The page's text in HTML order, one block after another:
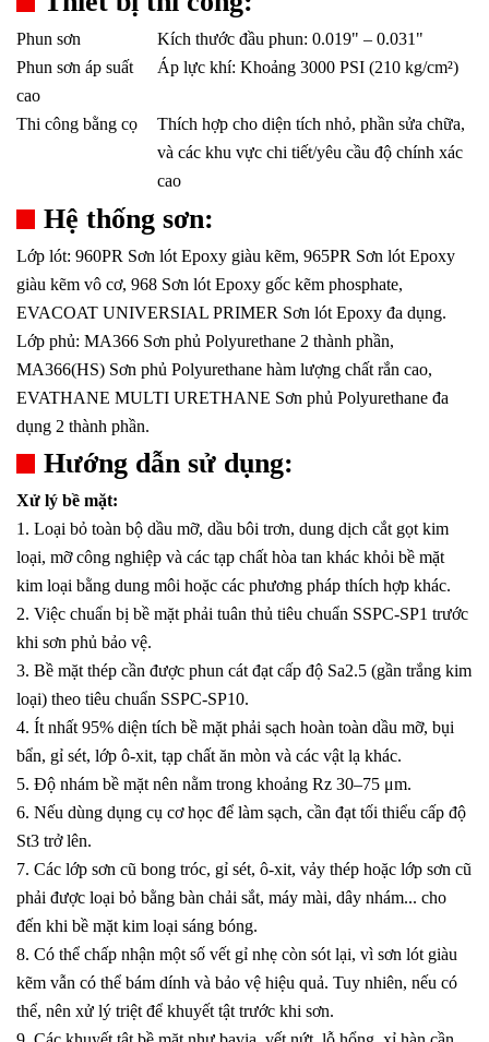
Phun sơn
Kích thước đầu phun: 0.019" – 0.031"
Phun sơn áp suất
cao
Áp lực khí: Khoảng 3000 PSI (210 kg/cm²)
Thi công bằng cọ
Thích hợp cho diện tích nhỏ, phần sửa chữa,
và các khu vực chi tiết/yêu cầu độ chính xác
cao
Hệ thống sơn:
Lớp lót: 960PR Sơn lót Epoxy giàu kẽm, 965PR Sơn lót Epoxy
giàu kẽm vô cơ, 968 Sơn lót Epoxy gốc kẽm phosphate,
EVACOAT UNIVERSIAL PRIMER Sơn lót Epoxy đa dụng.
Lớp phủ: MA366 Sơn phủ Polyurethane 2 thành phần,
MA366(HS) Sơn phủ Polyurethane hàm lượng chất rắn cao,
EVATHANE MULTI URETHANE Sơn phủ Polyurethane đa
dụng 2 thành phần.
Hướng dẫn sử dụng:
Xử lý bề mặt:
1. Loại bỏ toàn bộ dầu mỡ, dầu bôi trơn, dung dịch cắt gọt kim
loại, mỡ công nghiệp và các tạp chất hòa tan khác khỏi bề mặt
kim loại bằng dung môi hoặc các phương pháp thích hợp khác.
2. Việc chuẩn bị bề mặt phải tuân thủ tiêu chuẩn SSPC-SP1 trước
khi sơn phủ bảo vệ.
3. Bề mặt thép cần được phun cát đạt cấp độ Sa2.5 (gần trắng kim
loại) theo tiêu chuẩn SSPC-SP10.
4. Ít nhất 95% diện tích bề mặt phải sạch hoàn toàn dầu mỡ, bụi
bẩn, gỉ sét, lớp ô-xit, tạp chất ăn mòn và các vật lạ khác.
5. Độ nhám bề mặt nên nằm trong khoảng Rz 30–75 μm.
6. Nếu dùng dụng cụ cơ học để làm sạch, cần đạt tối thiểu cấp độ
St3 trở lên.
7. Các lớp sơn cũ bong tróc, gỉ sét, ô-xit, vảy thép hoặc lớp sơn cũ
phải được loại bỏ bằng bàn chải sắt, máy mài, dây nhám... cho
đến khi bề mặt kim loại sáng bóng.
8. Có thể chấp nhận một số vết gỉ nhẹ còn sót lại, vì sơn lót giàu
kẽm vẫn có thể bám dính và bảo vệ hiệu quả. Tuy nhiên, nếu có
thể, nên xử lý triệt để khuyết tật trước khi sơn.